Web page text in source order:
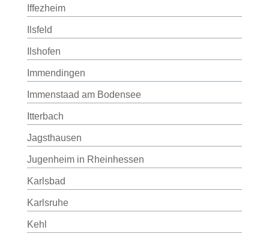
Iffezheim
Ilsfeld
Ilshofen
Immendingen
Immenstaad am Bodensee
Itterbach
Jagsthausen
Jugenheim in Rheinhessen
Karlsbad
Karlsruhe
Kehl